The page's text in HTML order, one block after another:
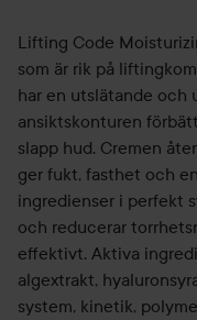
Lifting Code
som är rik på
har en utslätande och
ansiktskonturen
slapp hud. Cremen
ger fukt, fasthet och
ingredienser i perfekt
och reducerar
effektivt. Aktiva
algextrakt,
system, kinetik,